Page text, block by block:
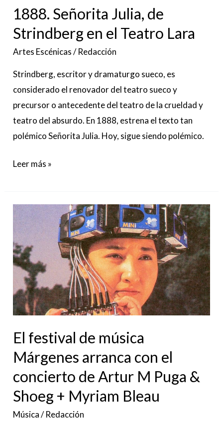
1888. Señorita Julia, de
Strindberg en el Teatro Lara
Artes Escénicas/Redacción
Strindberg, escritor y dramaturgo sueco, es
considerado el renovador del teatro sueco y
precursor o antecedente del teatro de la crueldad y
teatro del absurdo. En 1888, estrena el texto tan
polémico Señorita Julia. Hoy, sigue siendo polémico.
Leer más »
El festival de música
Márgenes arranca con el
concierto de Artur M Puga &
Shoeg + Myriam Bleau
Música/Redacción
El
festival
de
música
Márgenes
arranca
con
concierto
de
Artur
M
Puga
&